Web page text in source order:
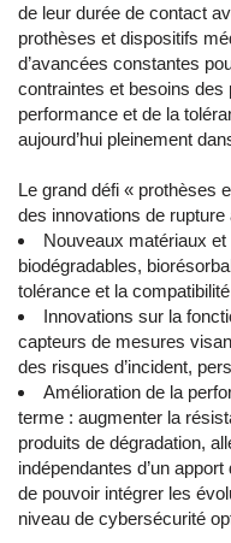
de leur durée de contact
prothèses et dispositifs
d’avancées constantes
contraintes et besoins des
performance et de la
aujourd’hui pleinement
Le grand défi « prothèses
des innovations de
Nouveaux matériaux
biodégradables,
tolérance et la
Innovations sur la
capteurs de mesures
des risques d’incident,
Amélioration de la
terme : augmenter la
produits de dégradation,
indépendantes d’un
de pouvoir intégrer les
niveau de cybersécurité